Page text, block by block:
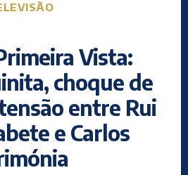
Vista:
choque de
entre Rui
e Carlos